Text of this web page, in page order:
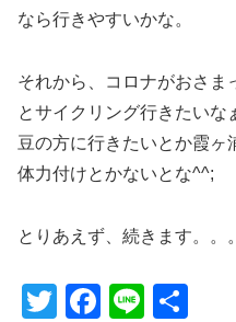
なら行きやすいかな。
それから、コロナがおさま
とサイクリング行きたい
豆の方に行きたいとか霞ヶ
体力付けとかないとな^^;
とりあえず、続きます。。。
T
F
Li